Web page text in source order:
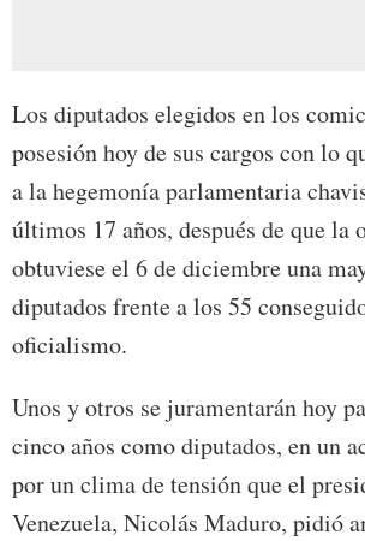
Los diputados elegidos en los
posesión hoy de sus cargos con lo
a la hegemonía parlamentaria
últimos 17 años, después de que la
obtuviese el 6 de diciembre una
diputados frente a los 55
oficialismo.
Unos y otros se juramentarán hoy
cinco años como diputados, en un
por un clima de tensión que el
Venezuela, Nicolás Maduro, pidió